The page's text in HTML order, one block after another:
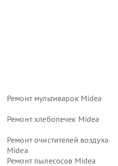
Ремонт мультиварок Midea
Ремонт хлебопечек Midea
Ремонт очистителей воздуха
Midea
Ремонт пылесосов Midea